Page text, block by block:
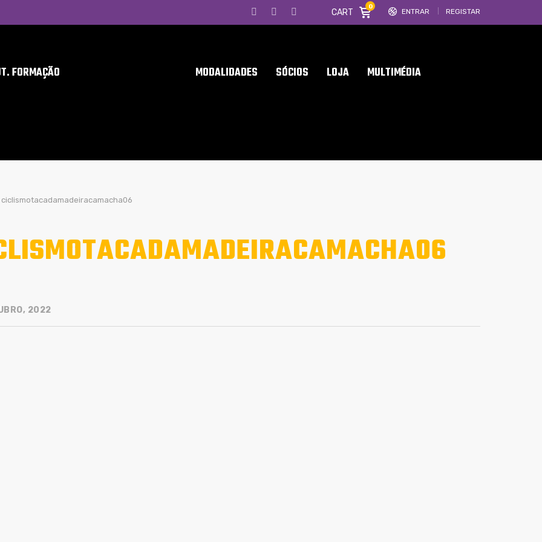
ENTRAR REGISTAR
CART
0
FORMAÇÃO MODALIDADES SÓCIOS LOJA MULTIMÉDIA
ciclismotacadamadeiracamacha06
2022